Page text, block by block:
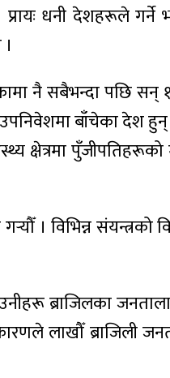
धनी देशहरूले गर्ने
नै सबैभन्दा पछि सन्
बाँचेका देश
क्षेत्रमा पुँजीपतिहरूको
। विभिन्न
ब्राजिलका
लाखौँ ब्राजिली